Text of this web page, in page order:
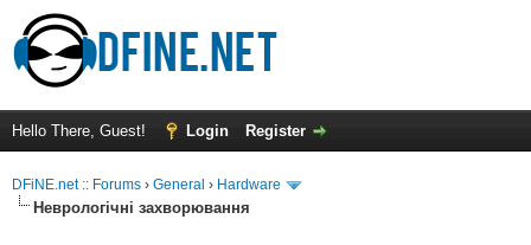
Hello There, Guest! Login Register
DFiNE.net :: Forums › General › Hardware
Неврологічні захворювання